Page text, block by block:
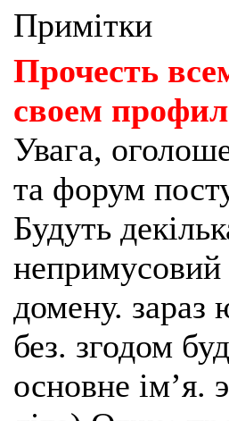
Примітки
Прочесть
своем
Увага,
та форум
Будуть
непримусовий
домену.
без. згодом
основне імʼя.